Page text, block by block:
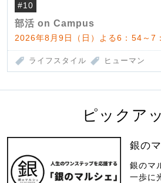
#10
部活 on Campus
2026年8月9日（日）よる6：54～7
ライフスタイル ヒューマン
ピックア
銀の
銀のマ
一歩に